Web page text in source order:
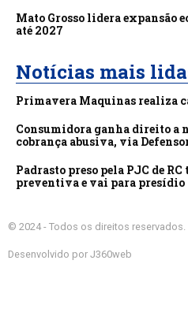
Mato Grosso lidera expansão
até 2027
Notícias mais
Primavera Maquinas realiza
Consumidora ganha direito a
cobrança abusiva, via
Padrasto preso pela PJC de
preventiva e vai para presídio
© 2024 - Todos os direitos reservados.
Desenvolvido por J360web